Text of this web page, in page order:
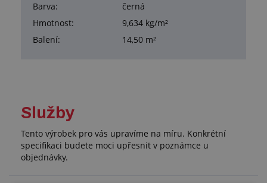
Barva:
černá
Hmotnost:
9,634 kg/m²
Balení:
14,50 m²
Služby
Tento výrobek pro vás upravíme na míru. Konkrétní
specifikaci budete moci upřesnit v poznámce u
objednávky.